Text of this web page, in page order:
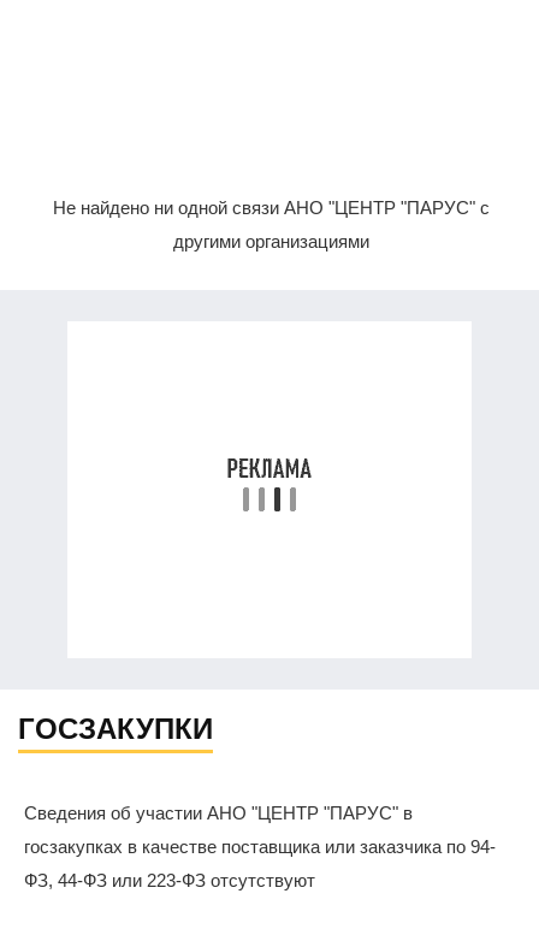
Не найдено ни одной связи АНО "ЦЕНТР "ПАРУС" с
другими организациями
ГОСЗАКУПКИ
Сведения об участии АНО "ЦЕНТР "ПАРУС" в
госзакупках в качестве поставщика или заказчика по 94-
ФЗ, 44-ФЗ или 223-ФЗ отсутствуют